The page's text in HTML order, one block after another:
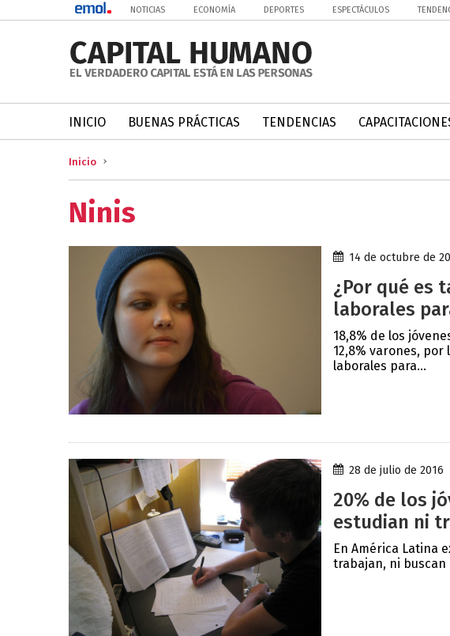
NOTICIAS ECONOMÍA DEPORTES ESPECTÁCULOS
INICIO BUENAS PRÁCTICAS TENDENCIAS
Inicio
Ninis
14 de octubre de
¿Por qué es
laborales
18,8% de los
12,8% varones,
laborales para...
28 de julio de 2016
20% de los
estudian ni
En América Latina
trabajan, ni buscan